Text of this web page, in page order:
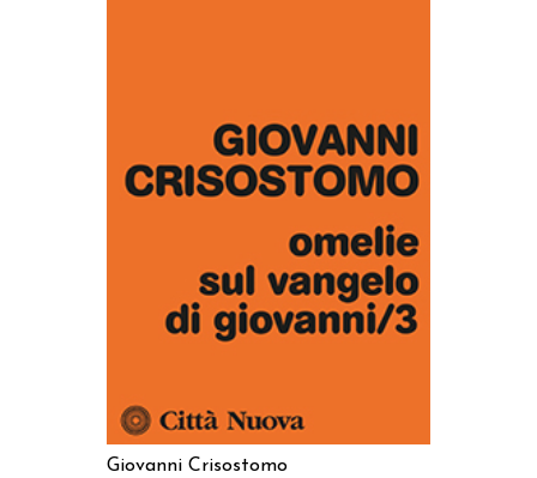
AGGIUNGI AL CARRELLO
Giovanni Crisostomo